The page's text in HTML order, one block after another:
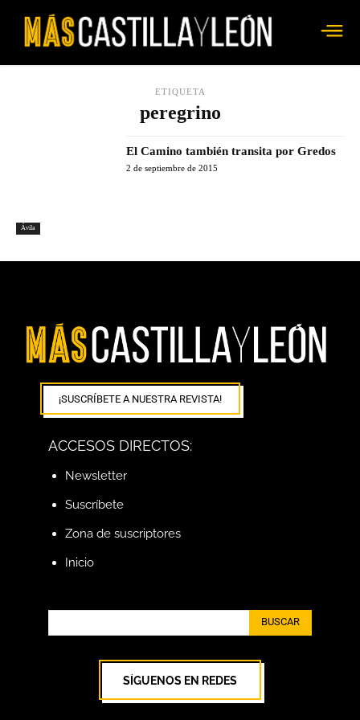
ETIQUETA
peregrino
Ávila
El Camino también transita por Gredos
2 de septiembre de 2015
¡SUSCRÍBETE A NUESTRA REVISTA!
ACCESOS DIRECTOS:
Newsletter
Suscríbete
Zona de suscriptores
Inicio
BUSCAR
SÍGUENOS EN REDES